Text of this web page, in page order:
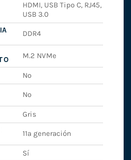
HDMI, USB Tipo C, RJ45,
USB 3.0
DDR4
M.2 NVMe
No
No
Gris
11ª generación
Sí